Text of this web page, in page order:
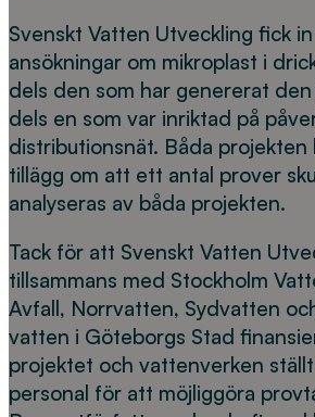
Svenskt Vatten Utveckling fick
ansökningar om mikroplast i
dels den som har genererat
dels en som var inriktad på
distributionsnät. Båda projekten
tillägg om att ett antal prover
analyseras av båda projekten.
Tack för att Svenskt Vatten
tillsammans med Stockholm
Avfall, Norrvatten, Sydvatten
vatten i Göteborgs Stad
projektet och vattenverken
personal för att möjliggöra